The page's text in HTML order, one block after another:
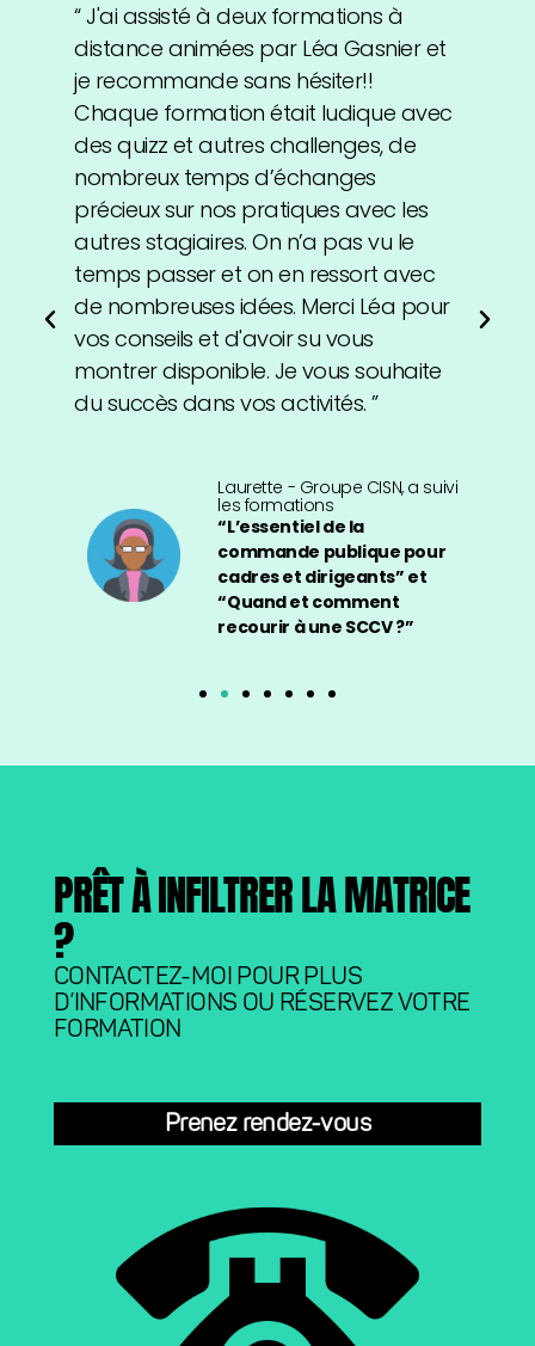
“ J'ai assisté à deux formations à
distance animées par Léa Gasnier et
je recommande sans hésiter!!
Chaque formation était ludique avec
des quizz et autres challenges, de
nombreux temps d’échanges
précieux sur nos pratiques avec les
autres stagiaires. On n’a pas vu le
temps passer et on en ressort avec
de nombreuses idées. Merci Léa pour
vos conseils et d'avoir su vous
montrer disponible. Je vous souhaite
du succès dans vos activités. ”
Laurette - Groupe CISN, a suivi
les formations
“L’essentiel de la
commande publique pour
cadres et dirigeants” et
“Quand et comment
recourir à une SCCV ?”
PRÊT À INFILTRER LA MATRICE
?
CONTACTEZ-MOI POUR PLUS
D’INFORMATIONS OU RÉSERVEZ VOTRE
FORMATION
Prenez rendez-vous